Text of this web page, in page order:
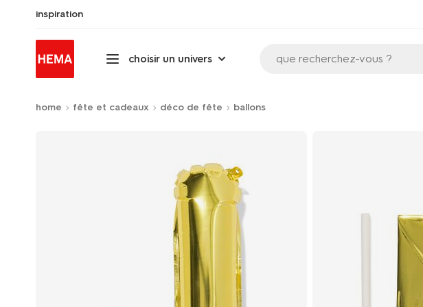
inspiration
choisir un univers que recherchez-vous ?
home fête et cadeaux déco de fête ballons